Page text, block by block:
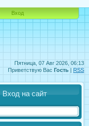
Пятница, 07 Авг 2026, 06:13
Приветствую Вас Гость | RSS
Вход
Вход на сайт